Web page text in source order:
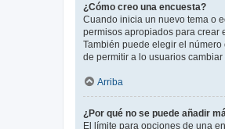
¿Cómo creo una encuesta?
Cuando inicia un nuevo tema o
permisos apropiados para crear
También puede elegir el
de permitir a lo usuarios cambiar
Arriba
¿Por qué no se puede añadir
El límite para opciones de una